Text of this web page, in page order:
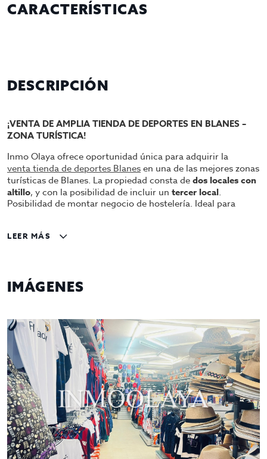
CARACTERÍSTICAS
DESCRIPCIÓN
¡VENTA DE AMPLIA TIENDA DE DEPORTES EN BLANES –
ZONA TURÍSTICA!
Inmo Olaya ofrece oportunidad única para adquirir la
venta tienda de deportes Blanesen una de las mejores zonas
turísticas de Blanes. La propiedad consta dedos locales con
altillo, y con la posibilidad de incluir un tercer local.
Posibilidad de montar negocio de hostelería. Ideal para
separado. (posibilidad de un tercer local colindante
Ubicación en zona turísticacon alto potencial
comercial turístico.
Cada local contiene en la planta superior un altillo de
110 mts y un baño aseo.
La terraza de 170 mts esta cubierta y tapada si se
requiere o cerrada para más posibilidades.
Precio total de venta:955.000euros.
Posibilidad de traspaso por 260.500 euros o
alquiler de 66.550 euros anuales.
LEER MÁS
IMÁGENES